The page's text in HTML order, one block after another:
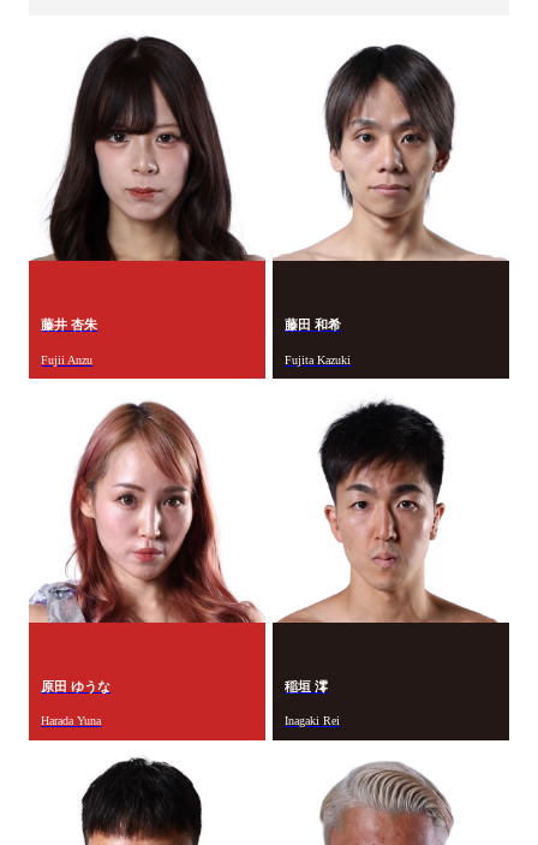
藤井 杏朱
Fujii Anzu
藤田 和希
Fujita Kazuki
原田 ゆうな
Harada Yuna
稲垣 澪
Inagaki Rei